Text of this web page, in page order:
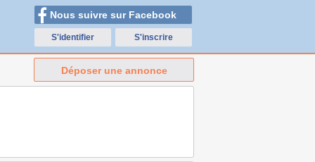
Nous suivre sur Facebook
S'identifier S'inscrire
Déposer une annonce